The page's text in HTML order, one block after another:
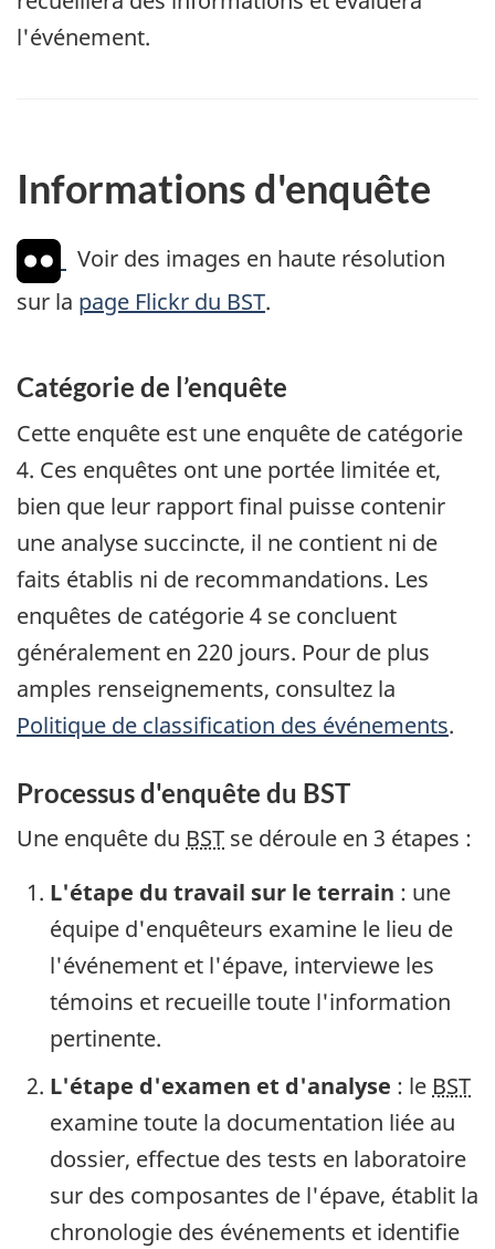
l'événement.
Informations d'enquête
Voir des images en haute résolution
sur la page Flickr du BST.
Catégorie de l’enquête
Cette enquête est une enquête de catégorie
4. Ces enquêtes ont une portée limitée et,
bien que leur rapport final puisse contenir
une analyse succincte, il ne contient ni de
faits établis ni de recommandations. Les
enquêtes de catégorie 4 se concluent
généralement en 220 jours. Pour de plus
amples renseignements, consultez la
Politique de classification des événements.
Processus d'enquête du BST
Une enquête du BST se déroule en 3 étapes :
L'étape du travail sur le terrain : une
équipe d'enquêteurs examine le lieu de
l'événement et l'épave, interviewe les
témoins et recueille toute l'information
pertinente.
L'étape d'examen et d'analyse : le BST
examine toute la documentation liée au
dossier, effectue des tests en laboratoire
sur des composantes de l'épave, établit la
chronologie des événements et identifie